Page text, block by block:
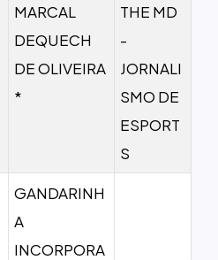
MARCAL
DEQUECH
DE OLIVEIRA
*
THE MD
-
JORNALI
SMO DE
ESPORT
S
GANDARINH
A
INCORPORA